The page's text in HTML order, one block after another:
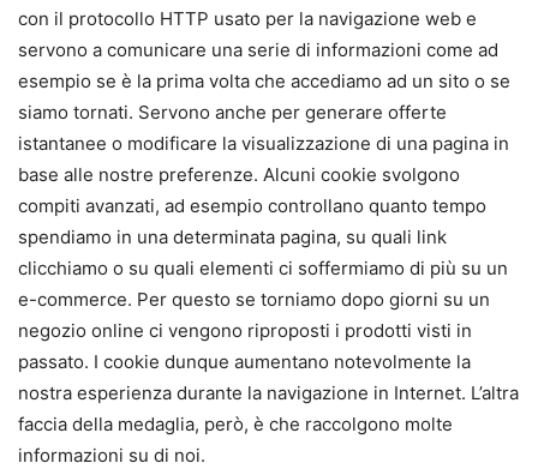
con il protocollo HTTP usato per la navigazione web e
servono a comunicare una serie di informazioni come ad
esempio se è la prima volta che accediamo ad un sito o se
siamo tornati. Servono anche per generare offerte
istantanee o modificare la visualizzazione di una pagina in
base alle nostre preferenze. Alcuni cookie svolgono
compiti avanzati, ad esempio controllano quanto tempo
spendiamo in una determinata pagina, su quali link
clicchiamo o su quali elementi ci soffermiamo di più su un
e-commerce. Per questo se torniamo dopo giorni su un
negozio online ci vengono riproposti i prodotti visti in
passato. I cookie dunque aumentano notevolmente la
nostra esperienza durante la navigazione in Internet. L’altra
faccia della medaglia, però, è che raccolgono molte
informazioni su di noi.